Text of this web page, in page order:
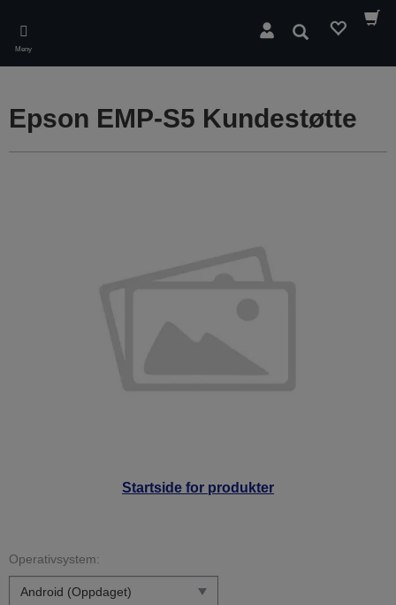
main
content
Meny
Søk
Startside for produkter
Epson EMP-S5 Kundestøtte
Operativsystem: